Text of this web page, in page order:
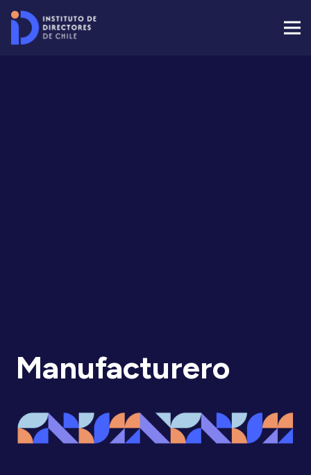
Manufacturero